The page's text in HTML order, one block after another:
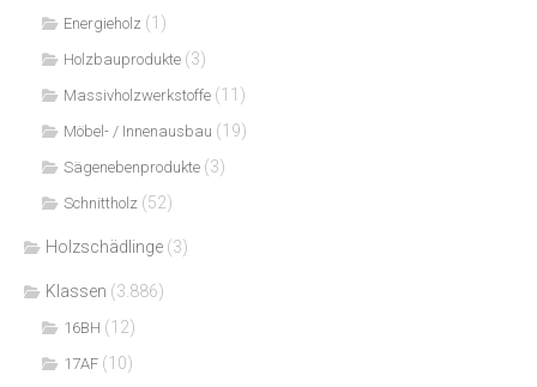
Energieholz (1)
Holzbauprodukte (3)
Massivholzwerkstoffe (11)
Möbel- / Innenausbau (19)
Sägenebenprodukte (3)
Schnittholz (52)
Holzschädlinge (3)
Klassen (3.886)
16BH (12)
17AF (10)